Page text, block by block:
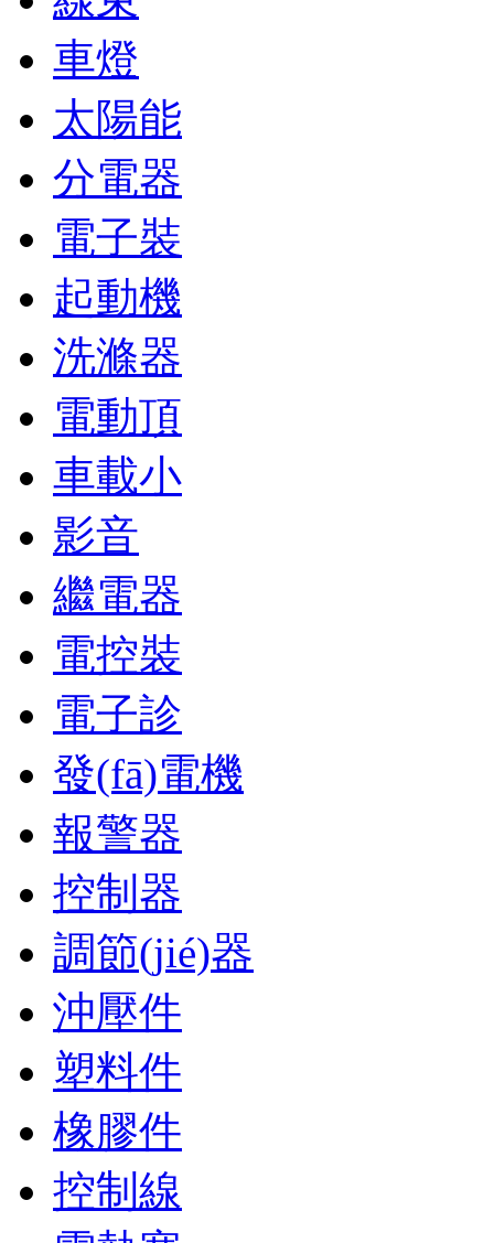
車燈
太陽能
分電器
電子裝
起動機
洗滌器
電動頂
車載小
影音
繼電器
電控裝
電子診
發(fā)電機
報警器
控制器
調節(jié)器
沖壓件
塑料件
橡膠件
控制線